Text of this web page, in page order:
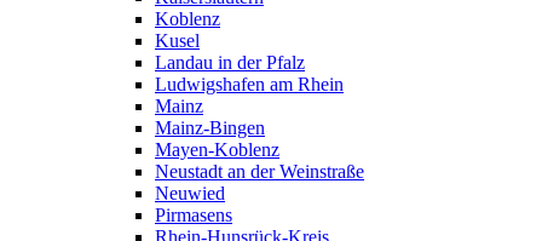
Koblenz
Kusel
Landau in der Pfalz
Ludwigshafen am Rhein
Mainz
Mainz-Bingen
Mayen-Koblenz
Neustadt an der Weinstraße
Neuwied
Pirmasens
Rhein-Hunsrück-Kreis